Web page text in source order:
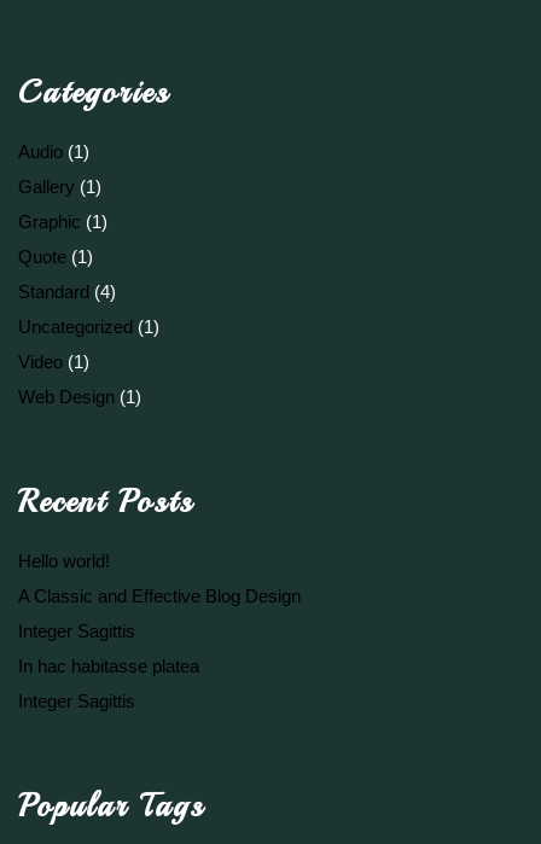
Categories
Audio (1)
Gallery (1)
Graphic (1)
Quote (1)
Standard (4)
Uncategorized (1)
Video (1)
Web Design (1)
Recent Posts
Hello world!
A Classic and Effective Blog Design
Integer Sagittis
In hac habitasse platea
Integer Sagittis
Popular Tags